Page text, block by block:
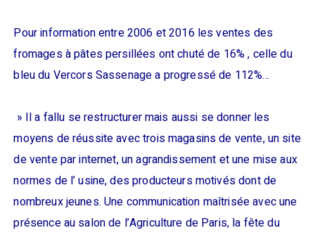
Pour information entre 2006 et 2016 les ventes des
fromages à pâtes persillées ont chuté de 16% , celle du
bleu du Vercors Sassenage a progressé de 112%…
» Il a fallu se restructurer mais aussi se donner les
moyens de réussite avec trois magasins de vente, un site
de vente par internet, un agrandissement et une mise aux
normes de l’ usine, des producteurs motivés dont de
nombreux jeunes. Une communication maîtrisée avec une
présence au salon de l’Agriculture de Paris, la fête du